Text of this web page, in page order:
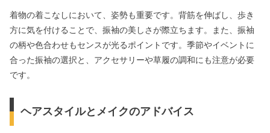
着物の着こなしにおいて、姿勢も重要です。背筋を伸ばし、歩き
方に気を付けることで、振袖の美しさが際立ちます。また、振袖
の柄や色合わせもセンスが光るポイントです。季節やイベントに
合った振袖の選択と、アクセサリーや草履の調和にも注意が必要
です。
ヘアスタイルとメイクのアドバイス